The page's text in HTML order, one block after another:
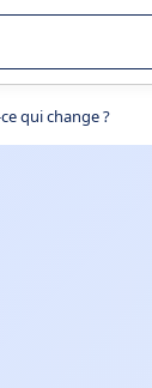
en entreprise.
qui change ?